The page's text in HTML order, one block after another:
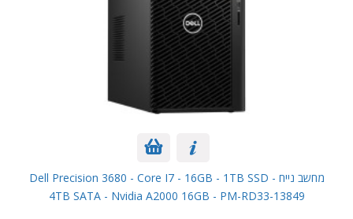
מחשב נייח Dell Precision 3680 - Core I7 - 16GB - 1TB SSD -
4TB SATA - Nvidia A2000 16GB - PM-RD33-13849